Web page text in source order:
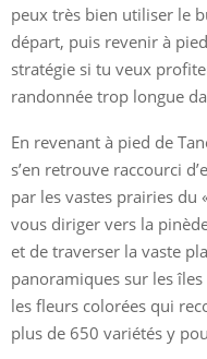
peux très bien utiliser le
départ, puis revenir à
stratégie si tu veux
randonnée trop longue
En revenant à pied de
s’en retrouve raccourci
par les vastes prairies du
vous diriger vers la
et de traverser la vaste
panoramiques sur les îles
les fleurs colorées qui
plus de 650 variétés y